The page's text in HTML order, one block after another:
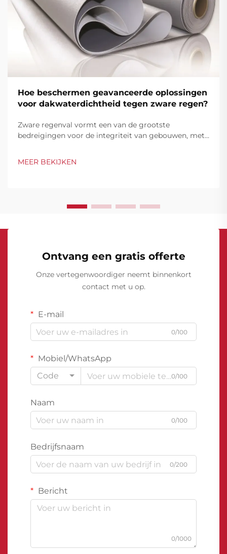
Hoe beschermen geavanceerde oplossingen
voor dakwaterdichtheid tegen zware regen?
Zware regenval vormt een van de grootste
bedreigingen voor de integriteit van gebouwen, met
vereist steeds geavanceerdere
MEER BEKIJKEN
Ontvang een gratis offerte
Onze vertegenwoordiger neemt binnenkort
contact met u op.
E-mail
0/100
Mobiel/WhatsApp
Code
0/100
Naam
0/100
Bedrijfsnaam
0/200
Bericht
0/1000